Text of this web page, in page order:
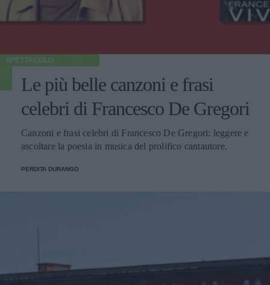
SPETTACOLO
Le più belle canzoni e frasi
celebri di Francesco De Gregori
Canzoni e frasi celebri di Francesco De Gregori: leggere e
ascoltare la poesia in musica del prolifico cantautore.
PERDITA DURANGO